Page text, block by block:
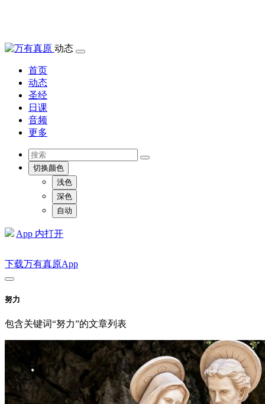
动态
首页
动态
圣经
日课
音频
更多
切换颜色
浅色
深色
自动
App 内打开
下载万有真原App
努力
包含关键词“努力”的文章列表